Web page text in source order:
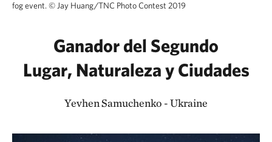
fog event. © Jay Huang/TNC Photo Contest 2019
Ganador del Segundo
Lugar, Naturaleza y Ciudades
Yevhen Samuchenko - Ukraine